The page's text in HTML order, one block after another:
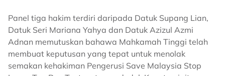
Panel tiga hakim terdiri daripada Datuk Supang Lian,
Datuk Seri Mariana Yahya dan Datuk Azizul Azmi
Adnan memutuskan bahawa Mahkamah Tinggi telah
membuat keputusan yang tepat untuk menolak
semakan kehakiman Pengerusi Save Malaysia Stop